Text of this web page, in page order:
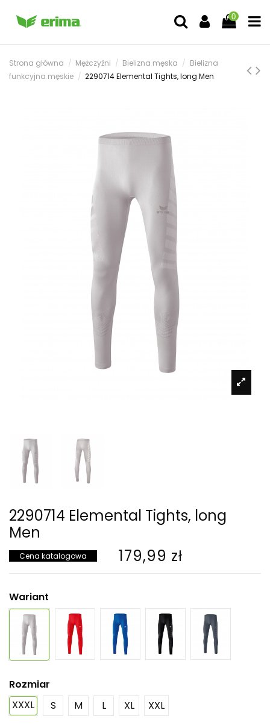
0
Strona główna Mężczyźni Bielizna męska
Bielizna
funkcyjna męskie
2290714 Elemental Tights, long Men
2290714 Elemental Tights, long
Men
Cena katalogowa 179,99 zł
Wariant
Rozmiar
XXXL
S M L XL XXL